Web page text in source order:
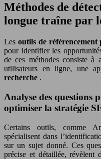
Méthodes de
longue traîne par
Les outils de
pour identifier les
de ces méthodes consiste à
utilisateurs en ligne, une
recherche .
Analyse des questions
optimiser la stratégie
Certains outils, comme
spécialisent dans
sur un sujet donné. Ces
précise et détaillée, révèlent